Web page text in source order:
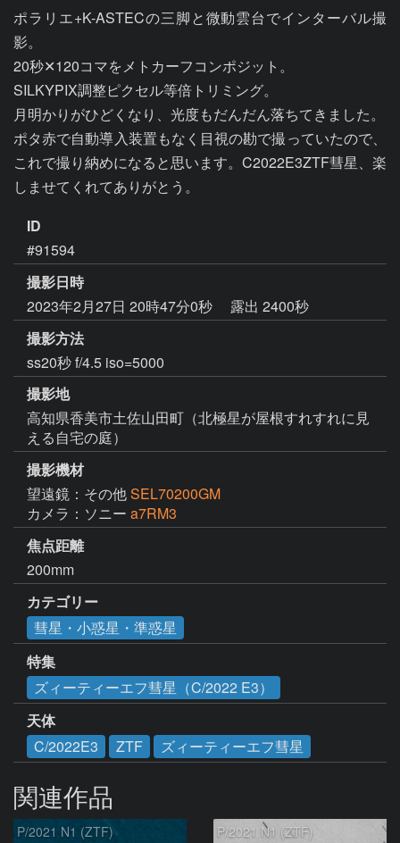
ポラリエ+K-ASTECの三脚と微動雲台でインターバル撮
影。
20秒✕120コマをメトカーフコンポジット。
SILKYPIX調整ピクセル等倍トリミング。
月明かりがひどくなり、光度もだんだん落ちてきました。
ポタ赤で自動導入装置もなく目視の勘で撮っていたので、
これで撮り納めになると思います。C2022E3ZTF彗星、楽
しませてくれてありがとう。
ID
#91594
撮影日時
2023年2月27日 20時47分0秒
露出 2400秒
撮影方法
ss20秒 f/4.5 iso=5000
撮影地
高知県香美市土佐山田町（北極星が屋根すれすれに見
える自宅の庭）
撮影機材
望遠鏡：その他SEL70200GM
カメラ：ソニー a7RM3
焦点距離
200mm
カテゴリー
彗星・小惑星・準惑星
特集
ズィーティーエフ彗星（C/2022 E3）
天体
C/2022E3
ZTF ズィーティーエフ彗星
関連作品
P/2021 N1 (ZTF) P/2021 N1 (ZTF)